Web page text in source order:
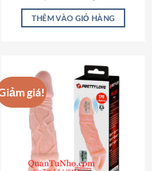
hạng4.82
5 sao là:
395,000 ₫.
tại
THÊM VÀO GIỎ HÀNG
giá!